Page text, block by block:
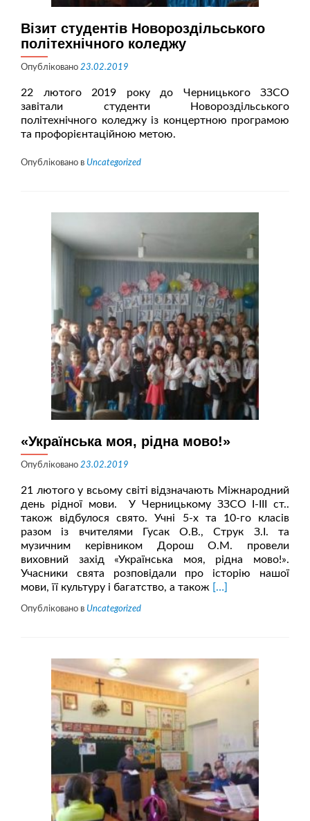
Візит студентів Новороздільського
політехнічного коледжу
Опубліковано 23.02.2019
22 лютого 2019 року до Черницького ЗЗСО
завітали студенти Новороздільського
політехнічного коледжу із концертною програмою
та профорієнтаційною метою.
Опубліковано в Uncategorized
«Українська моя, рідна мово!»
Опубліковано 23.02.2019
21 лютого у всьому світі відзначають Міжнародний
день рідної мови. У Черницькому ЗЗСО І-ІІІ ст..
також відбулося свято. Учні 5-х та 10-го класів
разом із вчителями Гусак О.В., Струк З.І. та
музичним керівником Дорош О.М. провели
виховний захід «Українська моя, рідна мово!».
Учасники свята розповідали про історію нашої
мови, її культуру і багатство, а також Читати
[…]
Опубліковано в Uncategorized